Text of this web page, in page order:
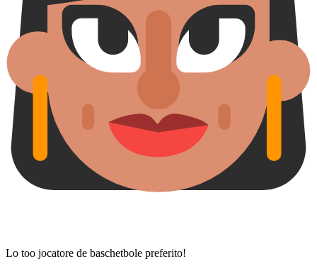
Lo too jocatore de baschetbole preferito!